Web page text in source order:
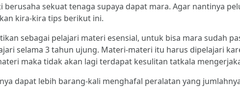
berusaha sekuat tenaga supaya dapat mara. Agar nantinya
kira-kira tips berikut ini.
sebagai pelajari materi esensial, untuk bisa mara sudah
selama 3 tahun ujung. Materi-materi itu harus dipelajari
maka tidak akan lagi terdapat kesulitan tatkala
dapat lebih barang-kali menghafal peralatan yang